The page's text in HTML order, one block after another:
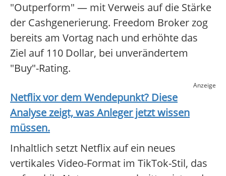
"Outperform" — mit Verweis auf die Stärke
der Cashgenerierung. Freedom Broker zog
bereits am Vortag nach und erhöhte das
Ziel auf 110 Dollar, bei unverändertem
"Buy"-Rating.
Anzeige
Netflixvor dem Wendepunkt? Diese
Analyse zeigt, was Anleger jetzt wissen
müssen.
Inhaltlich setzt Netflix auf ein neues
vertikales Video-Format im TikTok-Stil, das